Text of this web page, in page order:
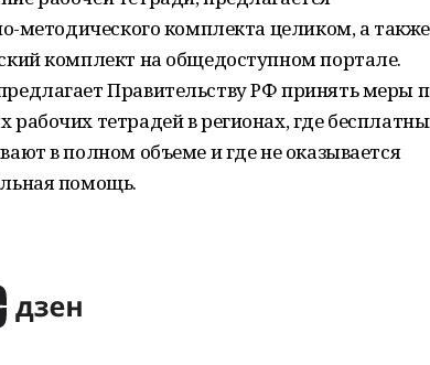
методического комплекта целиком, а также
комплект на общедоступном портале.
Правительству РФ принять меры
тетрадей в регионах, где
в полном объеме и где не оказывается
помощь.